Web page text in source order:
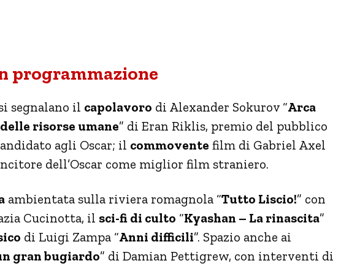
programmazione
segnalano il capolavoro di Alexander Sokurov “Arca
risorse umane” di Eran Riklis, premio del pubblico
agli Oscar; il commovente film di Gabriel Axel
dell’Oscar come miglior film straniero.
ambientata sulla riviera romagnola “Tutto Liscio!” con
Cucinotta, il sci-fi di culto “Kyashan – La rinascita”
di Luigi Zampa “Anni difficili”. Spazio anche ai
gran bugiardo” di Damian Pettigrew, con interventi di